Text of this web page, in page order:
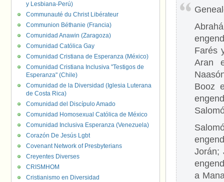
Farés
Aran
Booz
Jorán;
a
y Lesbiana-Perú)
Communauté du Christ Libérateur
Communion Béthanie (Francia)
Comunidad Anawin (Zaragoza)
Comunidad Católica Gay
Comunidad Cristiana de Esperanza (México)
Comunidad Cristiana Inclusiva "Testigos de
Esperanza" (Chile)
Comunidad de la Diversidad (Iglesia Luterana
de Costa Rica)
Comunidad del Discípulo Amado
Comunidad Homosexual Católica de México
Comunidad Inclusiva Esperanza (Venezuela)
Corazón De Jesús Lgbt
Covenant Network of Presbyterians
Creyentes Diverses
CRISMHOM
Cristianismo en Diversidad